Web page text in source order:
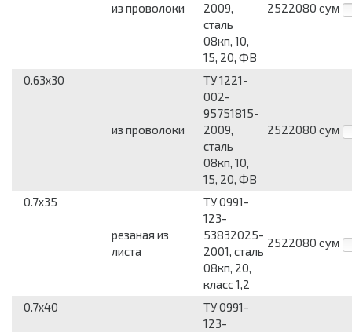
из проволоки
2009,
сталь
08кп, 10,
15, 20, ФВ
2522080 сум
0.63x30
из проволоки
ТУ 1221-
002-
95751815-
2009,
сталь
08кп, 10,
15, 20, ФВ
2522080 сум
0.7x35
резаная из
листа
ТУ 0991-
123-
53832025-
2001, сталь
08кп, 20,
класс 1,2
2522080 сум
0.7x40
ТУ 0991-
123-